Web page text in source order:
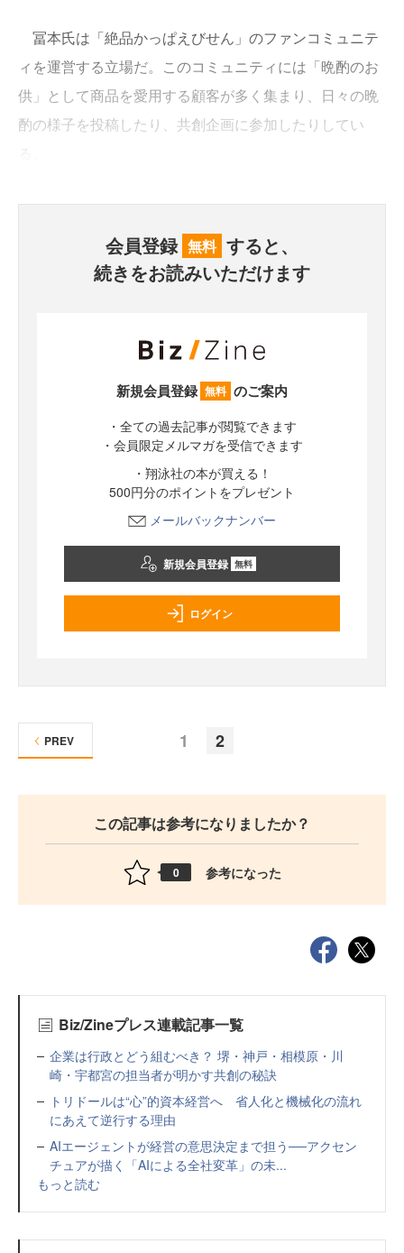
冨本氏は「絶品かっぱえびせん」のファンコミュニテ
ィを運営する立場だ。このコミュニティには「晩酌のお
供」として商品を愛用する顧客が多く集まり、日々の晩
酌の様子を投稿したり、共創企画に参加したりしてい
会員登録 無料 すると、
続きをお読みいただけます
新規会員登録 無料 のご案内
・全ての過去記事が閲覧できます
・会員限定メルマガを受信できます
・翔泳社の本が買える！
500円分のポイントをプレゼント
メールバックナンバー
新規会員登録 無料
ログイン
1 2
PREV
この記事は参考になりましたか？
0 参考になった
Biz/Zineプレス連載記事一覧
企業は行政とどう組むべき？ 堺・神戸・相模原・川
崎・宇都宮の担当者が明かす共創の秘訣
トリドールは“心”的資本経営へ 省人化と機械化の流れ
にあえて逆行する理由
AIエージェントが経営の意思決定まで担う──アクセン
チュアが描く「AIによる全社変革」の未...
もっと読む